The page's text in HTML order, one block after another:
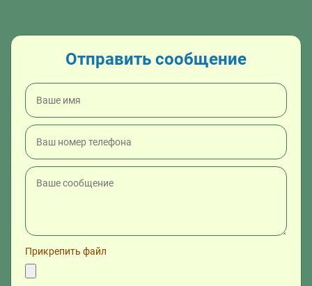
Отправить сообщение
Прикрепить файл